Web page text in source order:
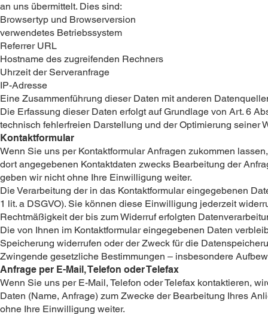
an uns übermittelt. Dies sind:
Browsertyp und Browserversion
verwendetes Betriebssystem
Referrer URL
Hostname des zugreifenden Rechners
Uhrzeit der Serveranfrage
IP-Adresse
Eine Zusammenführung dieser Daten mit anderen
Die Erfassung dieser Daten erfolgt auf Grundlage von Art. 6
technisch fehlerfreien Darstellung und der Optimierung seiner
Kontaktformular
Wenn Sie uns per Kontaktformular Anfragen zukommen
dort angegebenen Kontaktdaten zwecks Bearbeitung der
geben wir nicht ohne Ihre Einwilligung weiter.
Die Verarbeitung der in das Kontaktformular eingegebenen
1 lit. a DSGVO). Sie können diese Einwilligung jederzeit
Rechtmäßigkeit der bis zum Widerruf erfolgten
Die von Ihnen im Kontaktformular eingegebenen Daten
Speicherung widerrufen oder der Zweck für die
Zwingende gesetzliche Bestimmungen – insbesondere
Anfrage per E-Mail, Telefon oder Telefax
Wenn Sie uns per E-Mail, Telefon oder Telefax kontaktieren,
Daten (Name, Anfrage) zum Zwecke der Bearbeitung Ihres
ohne Ihre Einwilligung weiter.